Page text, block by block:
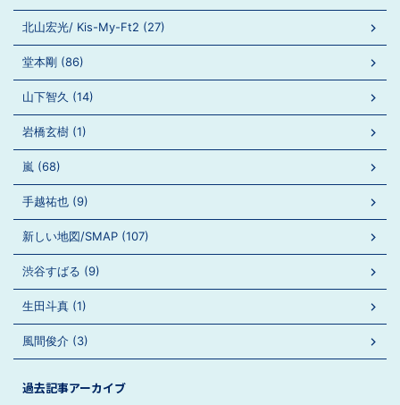
北山宏光/ Kis-My-Ft2 (27)
堂本剛 (86)
山下智久 (14)
岩橋玄樹 (1)
嵐 (68)
手越祐也 (9)
新しい地図/SMAP (107)
渋谷すばる (9)
生田斗真 (1)
風間俊介 (3)
過去記事アーカイブ